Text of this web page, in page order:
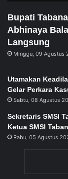
Bupati
Abhinaya
Langsung
Minggu, 09 Agustus
Utamakan
Gelar Perkara
Sabtu, 08 Agustus
Sekretaris SMSI
Ketua SMSI
Rabu, 05 Agustus